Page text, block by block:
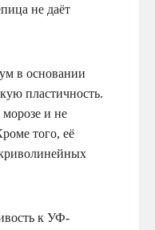
не даёт
в основании
пластичность.
морозе и не
того, её
к УФ-